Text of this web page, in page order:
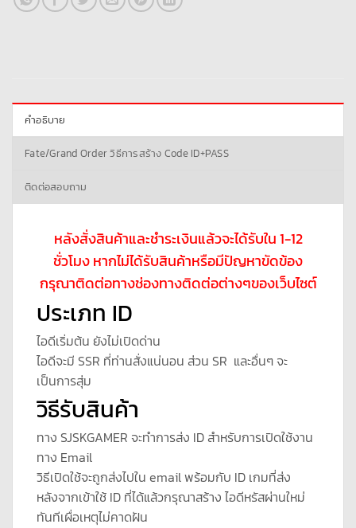
คำอธิบาย
Fate/Grand Order วิธีการสร้าง Code ID+PASS
ติดต่อสอบถาม
หลังสั่งสินค้าและชำระเงินแล้วจะได้รับใน 1-12
ชั่วโมง หากไม่ได้รับสินค้าหรือมีปัญหาขัดข้อง
กรุณาติดต่อทางช่องทางติดต่อต่างๆของเว็บไซต์
ประเภท ID
ไอดีเริ่มต้น ยังไม่เปิดด่าน
ไอดีจะมี SSR ที่ท่านสั่งแน่นอน ส่วน SR และอื่นๆ จะ
เป็นการสุ่ม
วิธีรับสินค้า
ทาง SJSKGAMER จะทำการส่ง ID สำหรับการเปิดใช้งาน
ทาง Email
วิธีเปิดใช้จะถูกส่งไปใน email พร้อมกับ ID เกมที่ส่ง
หลังจากเข้าใช้ ID ที่ได้แล้วกรุณาสร้าง ไอดีหรัสผ่านใหม่
ทันทีเผื่อเหตุไม่คาดฝัน